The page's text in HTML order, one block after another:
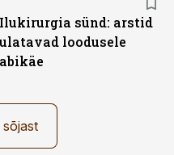
Ilukirurgia sünd: arstid
ulatavad loodusele
abikäe